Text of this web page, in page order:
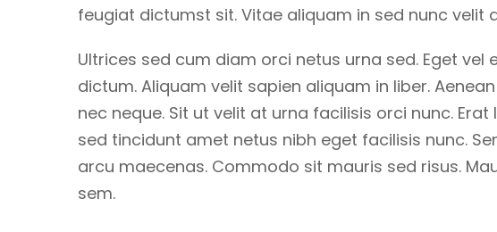
feugiat dictumst sit. Vitae aliquam in sed nunc velit
Ultrices sed cum diam orci netus urna sed. Eget
dictum. Aliquam velit sapien aliquam in liber.
nec neque. Sit ut velit at urna facilisis orci nunc.
sed tincidunt amet netus nibh eget facilisis nunc.
arcu maecenas. Commodo sit mauris sed risus.
sem.